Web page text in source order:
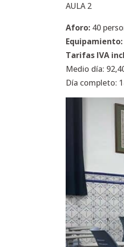
AULA 2
Aforo: 40
Equipamiento:
Tarifas IVA
Medio día:
Día completo: